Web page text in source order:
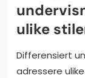
ulike
Differensiert
adressere